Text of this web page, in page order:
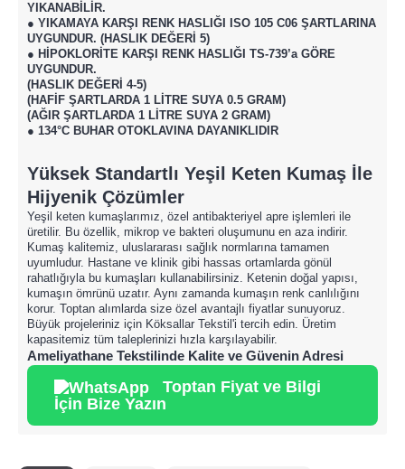
YIKANABİLİR.
● YIKAMAYA KARŞI RENK HASLIĞI ISO 105 C06 ŞARTLARINA
UYGUNDUR. (HASLIK DEĞERİ 5)
● HİPOKLORİTE KARŞI RENK HASLIĞI TS-739’a GÖRE
UYGUNDUR.
(HASLIK DEĞERİ 4-5)
(HAFİF ŞARTLARDA 1 LİTRE SUYA 0.5 GRAM)
(AĞIR ŞARTLARDA 1 LİTRE SUYA 2 GRAM)
● 134°C BUHAR OTOKLAVINA DAYANIKLIDIR
Yüksek Standartlı Yeşil Keten Kumaş İle
Hijyenik Çözümler
Yeşil keten kumaşlarımız, özel antibakteriyel apre işlemleri ile
üretilir. Bu özellik, mikrop ve bakteri oluşumunu en aza indirir.
Kumaş kalitemiz, uluslararası sağlık normlarına tamamen
uyumludur. Hastane ve klinik gibi hassas ortamlarda gönül
rahatlığıyla bu kumaşları kullanabilirsiniz. Ketenin doğal yapısı,
kumaşın ömrünü uzatır. Aynı zamanda kumaşın renk canlılığını
korur. Toptan alımlarda size özel avantajlı fiyatlar sunuyoruz.
Büyük projeleriniz için Köksallar Tekstil'i tercih edin. Üretim
kapasitemiz tüm taleplerinizi hızla karşılayabilir.
Ameliyathane Tekstilinde Kalite ve Güvenin Adresi
Toptan Fiyat ve Bilgi
İçin Bize Yazın